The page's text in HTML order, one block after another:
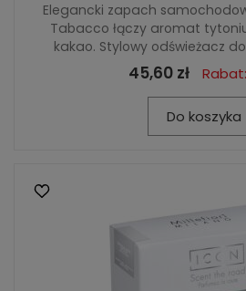
Elegancki zapach
Tabacco łączy aromat
kakao. Stylowy odświeżacz
45,60 zł
Do koszyka